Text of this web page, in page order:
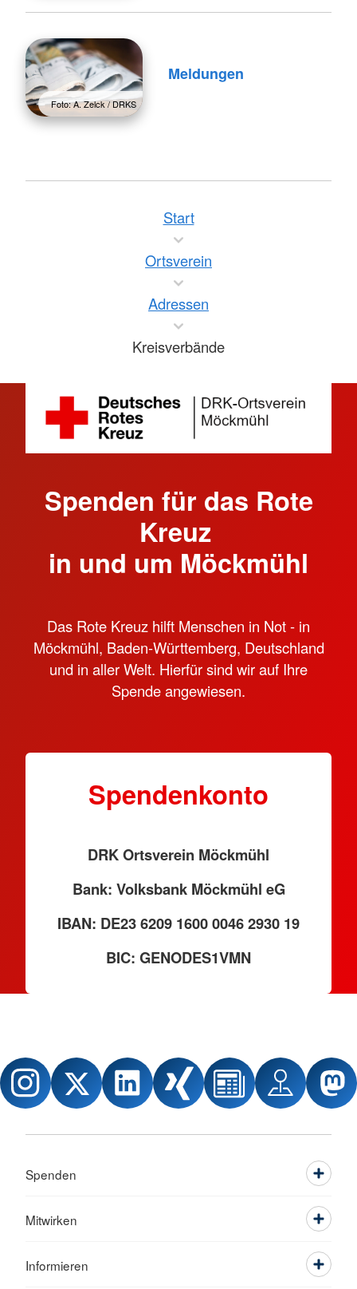
Foto: A. Zelck / DRKS
Meldungen
Start
Ortsverein
Adressen
Kreisverbände
Spenden für das Rote
Kreuz
in und um Möckmühl
Das Rote Kreuz hilft Menschen in Not - in
Möckmühl, Baden-Württemberg, Deutschland
und in aller Welt. Hierfür sind wir auf Ihre
Spende angewiesen.
Spendenkonto
DRK Ortsverein Möckmühl
Bank: Volksbank Möckmühl eG
IBAN: DE23 6209 1600 0046 2930 19
BIC: GENODES1VMN
Spenden
Mitwirken
Informieren